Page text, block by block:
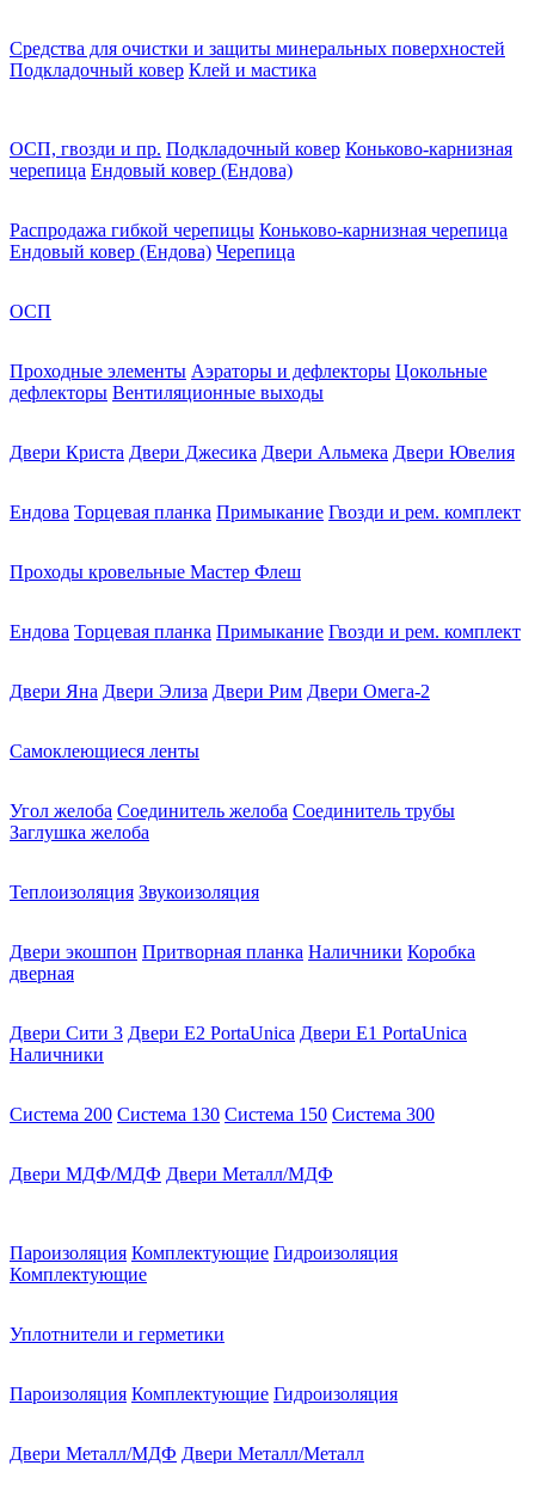
Средства для очистки и защиты минеральных поверхностей
Подкладочный ковер Клей и мастика
ОСП, гвозди и пр. Подкладочный ковер Коньково-карнизная
черепица Ендовый ковер (Ендова)
Распродажа гибкой черепицы Коньково-карнизная черепица
Ендовый ковер (Ендова) Черепица
ОСП
Проходные элементы Аэраторы и дефлекторы Цокольные
дефлекторы Вентиляционные выходы
Двери Криста Двери Джесика Двери Альмека Двери Ювелия
Ендова Торцевая планка Примыкание Гвозди и рем. комплект
Проходы кровельные Мастер Флеш
Ендова Торцевая планка Примыкание Гвозди и рем. комплект
Двери Яна Двери Элиза Двери Рим Двери Омега-2
Самоклеющиеся ленты
Угол желоба Соединитель желоба Соединитель трубы
Заглушка желоба
Теплоизоляция Звукоизоляция
Двери экошпон Притворная планка Наличники Коробка
дверная
Двери Сити 3 Двери E2 PortaUnica Двери E1 PortaUnica
Наличники
Система 200 Система 130 Система 150 Система 300
Двери МДФ/МДФ Двери Металл/МДФ
Пароизоляция Комплектующие Гидроизоляция
Комплектующие
Уплотнители и герметики
Пароизоляция Комплектующие Гидроизоляция
Двери Металл/МДФ Двери Металл/Металл